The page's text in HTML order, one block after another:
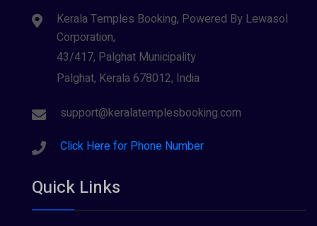
Kerala Temples Booking, Powered By Lewasol
Corporation,
43/417, Palghat Municipality
Palghat, Kerala 678012, India
support@keralatemplesbooking.com
Click Here for Phone Number
Quick Links